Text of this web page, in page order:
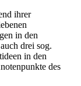
ihrer
in den
drei sog.
in den
des